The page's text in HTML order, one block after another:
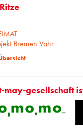
Bremen Vahr
may-gesellschaft